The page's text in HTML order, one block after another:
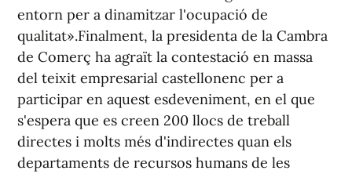
entorn per a dinamitzar l'ocupació de
qualitat».Finalment, la presidenta de la Cambra
de Comerç ha agraït la contestació en massa
del teixit empresarial castellonenc per a
participar en aquest esdeveniment, en el que
s'espera que es creen 200 llocs de treball
directes i molts més d'indirectes quan els
departaments de recursos humans de les